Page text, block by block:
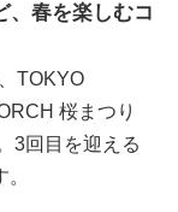
、春を楽しむコ
TOKYO
桜まつり
3回目を迎える